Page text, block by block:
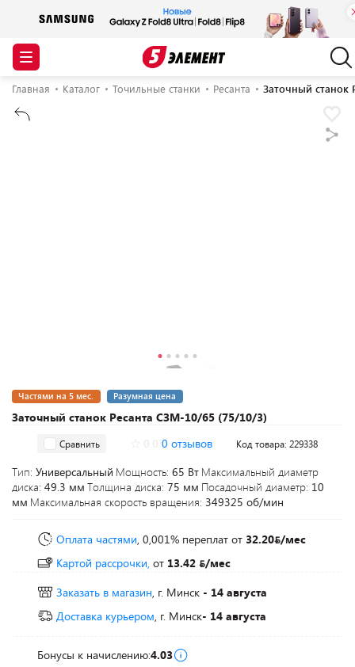
Главная Каталог Точильные станки Ресанта Заточный станок
Заточный станок Ресанта СЗМ-10/65 (75/10/3)
Частями на 5 мес. Разумная цена
Сравнить 0 отзывов Код товара: 229338
Тип: Универсальный Мощность: 65 Вт Максимальный диаметр
диска: 49.3 мм Толщина диска: 75 мм Посадочный диаметр: 10
мм Максимальная скорость вращения: 349325 об/мин
Оплата частями, 0,001% переплат от 32.20 /мес
Картой рассрочки, от 13.42
/мес
Заказать в магазин, г. Минск - 14 августа
Доставка курьером, г. Минск- 14 августа
Бонусы к начислению:4.03